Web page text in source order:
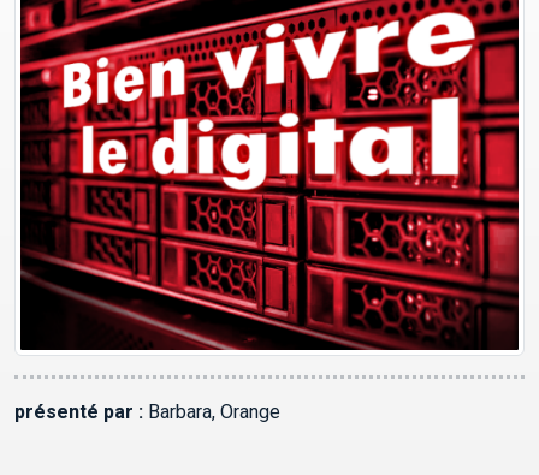
présenté par : Barbara, Orange